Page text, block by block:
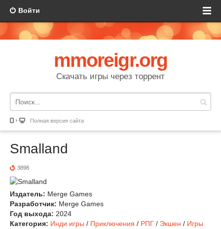
Войти
mmoreigr.org
Скачать игры через торрент
Полная версия сайта
Smalland
3898
Издатель: Merge Games
Разработчик: Merge Games
Год выхода: 2024
Категория: Инди игры / Приключения / РПГ / Экшен / Игры